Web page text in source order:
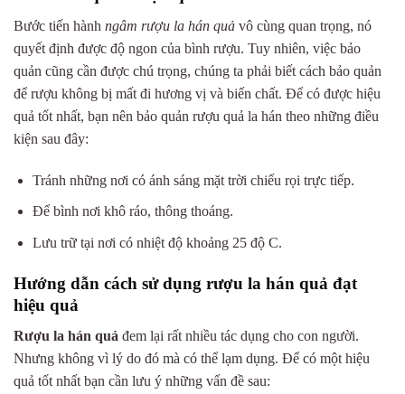
Bước tiến hành ngâm rượu la hán quả vô cùng quan trọng, nó
quyết định được độ ngon của bình rượu. Tuy nhiên, việc bảo
quản cũng cần được chú trọng, chúng ta phải biết cách bảo quản
để rượu không bị mất đi hương vị và biến chất. Để có được hiệu
quả tốt nhất, bạn nên bảo quản rượu quả la hán theo những điều
kiện sau đây:
Tránh những nơi có ánh sáng mặt trời chiếu rọi trực tiếp.
Để bình nơi khô ráo, thông thoáng.
Lưu trữ tại nơi có nhiệt độ khoảng 25 độ C.
Hướng dẫn cách sử dụng rượu la hán quả đạt
hiệu quả
Rượu la hán quả đem lại rất nhiều tác dụng cho con người.
Nhưng không vì lý do đó mà có thể lạm dụng. Để có một hiệu
quả tốt nhất bạn cần lưu ý những vấn đề sau: